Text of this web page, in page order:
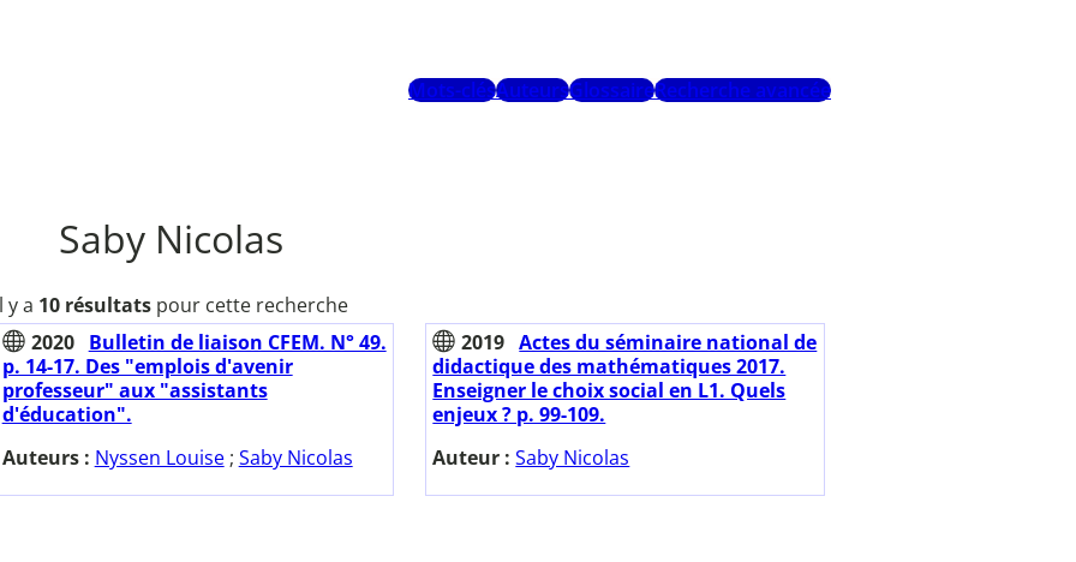
Mots-clésAuteursGlossaireRecherche avancée
Saby Nicolas
y a 10 résultatspour cette recherche
2020
Bulletin de liaison CFEM. N° 49.
p. 14-17. Des "emplois d'avenir
professeur" aux "assistants
d'éducation".
Auteurs : Nyssen Louise; Saby Nicolas
2019 Actes du séminaire national de
didactique des mathématiques 2017.
Enseigner le choix social en L1. Quels
enjeux ? p. 99-109.
Auteur :Saby Nicolas